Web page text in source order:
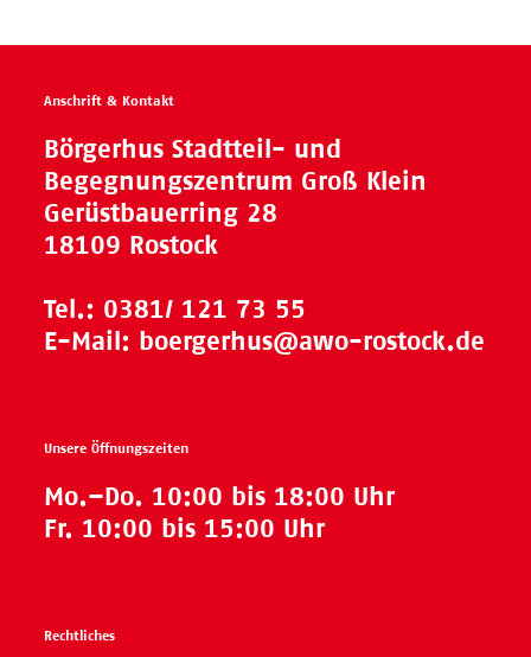
Anschrift & Kontakt
Börgerhus Stadtteil- und
Begegnungszentrum Groß Klein
Gerüstbauerring 28
18109 Rostock
Tel.: 0381/ 121 73 55
E-Mail: boergerhus@awo-rostock.de
Unsere Öffnungszeiten
Mo.–Do. 10:00 bis 18:00 Uhr
Fr. 10:00 bis 15:00 Uhr
Rechtliches